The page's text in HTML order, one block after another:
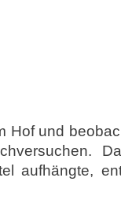
Hof und
aufhängte,